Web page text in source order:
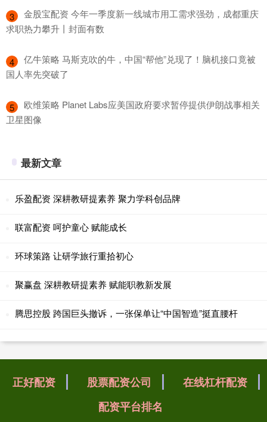
3
​金股宝配资 今年一季度新一线城市用工需求强劲，成都重庆
求职热力攀升丨封面有数
4
​亿牛策略 马斯克吹的牛，中国“帮他”兑现了！脑机接口竟被
国人率先突破了
5
​欧维策略 Planet Labs应美国政府要求暂停提供伊朗战事相关
卫星图像
最新文章
乐盈配资 深耕教研提素养 聚力学科创品牌
联富配资 呵护童心 赋能成长
环球策路 让研学旅行重拾初心
聚赢盘 深耕教研提素养 赋能职教新发展
腾思控股 跨国巨头撤诉，一张保单让“中国智造”挺直腰杆
正好配资 股票配资公司
在线杠杆配资
配资平台排名